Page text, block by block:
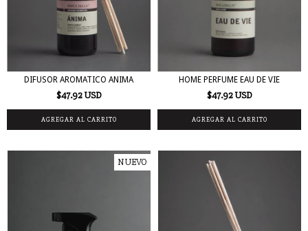
DIFUSOR AROMATICO ANIMA
$47.92 USD
HOME PERFUME EAU DE VIE
$47.92 USD
NUEVO